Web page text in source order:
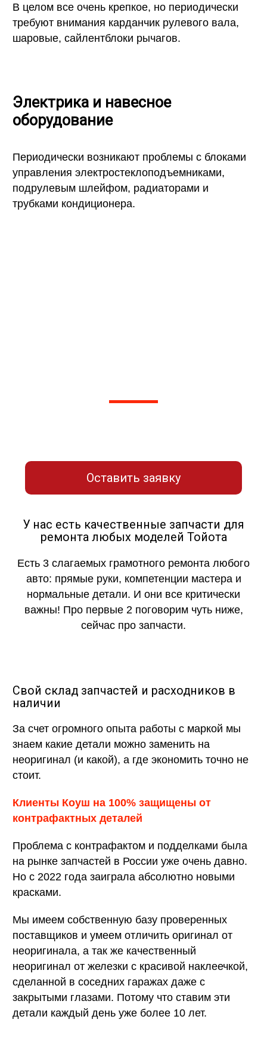
В целом все очень крепкое, но периодически
требуют внимания карданчик рулевого вала,
шаровые, сайлентблоки рычагов.
Электрика и навесное
оборудование
Периодически возникают проблемы с блоками
управления электростеклоподъемниками,
подрулевым шлейфом, радиаторами и
трубками кондиционера.
Оставить заявку
У нас есть качественные запчасти для
ремонта любых моделей Тойота
Есть 3 слагаемых грамотного ремонта любого
авто: прямые руки, компетенции мастера и
нормальные детали. И они все критически
важны! Про первые 2 поговорим чуть ниже,
сейчас про запчасти.
Свой склад запчастей и расходников в
наличии
За счет огромного опыта работы с маркой мы
знаем какие детали можно заменить на
неоригинал (и какой), а где экономить точно не
стоит.
Клиенты Коуш на 100% защищены от
контрафактных деталей
Проблема с контрафактом и подделками была
на рынке запчастей в России уже очень давно.
Но с 2022 года заиграла абсолютно новыми
красками.
Мы имеем собственную базу проверенных
поставщиков и умеем отличить оригинал от
неоригинала, а так же качественный
неоригинал от железки с красивой наклеечкой,
сделанной в соседних гаражах даже с
закрытыми глазами. Потому что ставим эти
детали каждый день уже более 10 лет.